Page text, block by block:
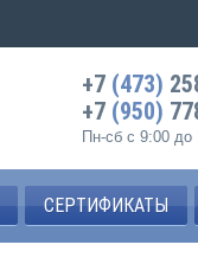
+7 (473)
+7 (950)
Пн-сб с 9:00 до
СЕРТИФИКАТЫ